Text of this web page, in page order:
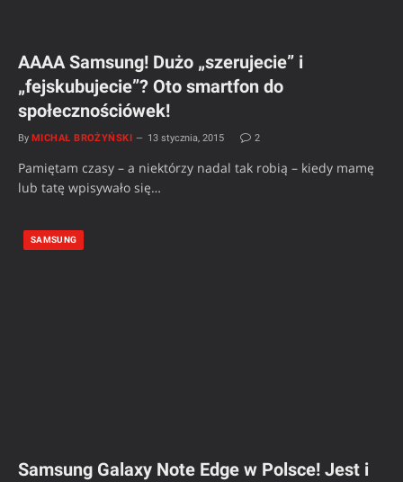
AAAA Samsung! Dużo „szerujecie” i
„fejskubujecie”? Oto smartfon do
społecznościówek!
By MICHAŁ BROŻYŃSKI 13 stycznia, 2015 2
Pamiętam czasy – a niektórzy nadal tak robią – kiedy mamę
lub tatę wpisywało się…
SAMSUNG
Samsung Galaxy Note Edge w Polsce! Jest i